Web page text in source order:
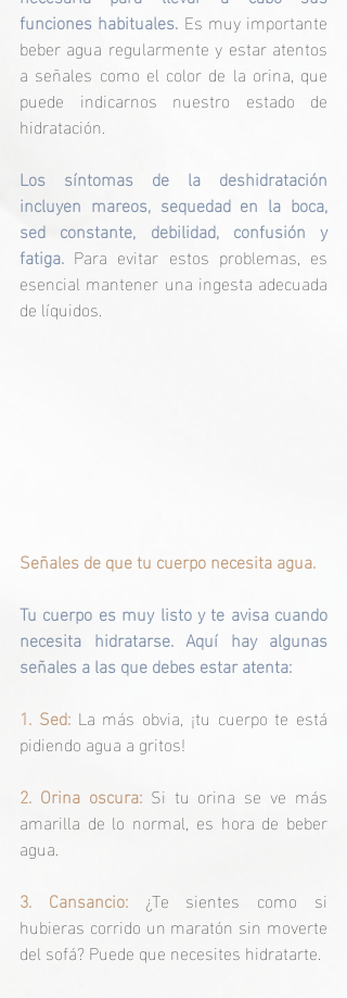
funciones habituales. Es muy importante
beber agua regularmente y estar atentos
a señales como el color de la orina, que
puede indicarnos nuestro estado de
hidratación.
Los síntomas de la deshidratación
incluyen mareos, sequedad en la boca,
sed constante, debilidad, confusión y
fatiga. Para evitar estos problemas, es
esencial mantener una ingesta adecuada
de líquidos.
Señales de que tu cuerpo necesita agua.
Tu cuerpo es muy listo y te avisa cuando
necesita hidratarse. Aquí hay algunas
señales a las que debes estar atenta:
1. Sed: La más obvia, ¡tu cuerpo te está
pidiendo agua a gritos!
2. Orina oscura: Si tu orina se ve más
amarilla de lo normal, es hora de beber
agua.
3. Cansancio: ¿Te sientes como si
hubieras corrido un maratón sin moverte
del sofá? Puede que necesites hidratarte.